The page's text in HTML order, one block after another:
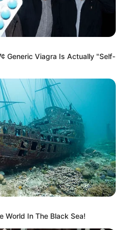
állami tulajdonú MBH
Generic Viagra Is Actually "Self-
World In The Black Sea!